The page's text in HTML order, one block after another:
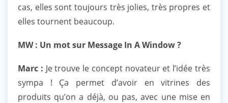
cas, elles sont toujours très jolies, très propres et
elles tournent beaucoup.
MW : Un mot sur Message In A Window ?
Marc : Je trouve le concept novateur et l’idée très
sympa ! Ça permet d’avoir en vitrines des
produits qu’on a déjà, ou pas, avec une mise en